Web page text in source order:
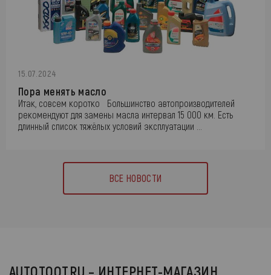
ВСЕ НОВОСТИ
15.07.2024
Пора менять масло
Итак, совсем коротко Большинство автопроизводителей
рекомендуют для замены масла интервал 15 000 км. Есть
длинный список тяжёлых условий эксплуатации ...
AUTOTOOT.RU – ИНТЕРНЕТ-МАГАЗИН